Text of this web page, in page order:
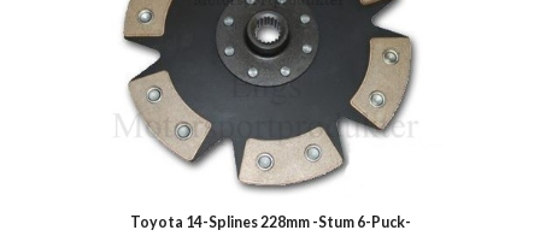
Toyota 14-Splines 228mm -Stum 6-Puck-